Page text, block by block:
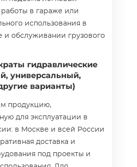
в гараже или
использования в
и обслуживании грузового
гидравлические
универсальный,
варианты)
продукцию,
для эксплуатации в
в Москве и всей России
доставка и
под проекты и